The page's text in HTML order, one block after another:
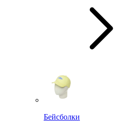
Бейсболки